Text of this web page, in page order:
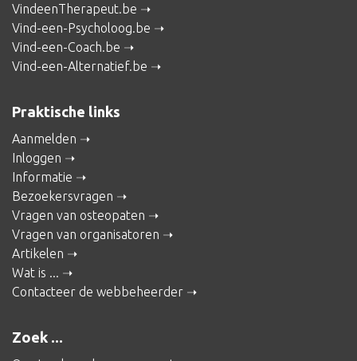
VindeenTherapeut.be
Vind-een-Psycholoog.be
Vind-een-Coach.be
Vind-een-Alternatief.be
Praktische links
Aanmelden
Inloggen
Informatie
Bezoekersvragen
Vragen van osteopaten
Vragen van organisatoren
Artikelen
Wat is ...
Contacteer de webbeheerder
Zoek ...